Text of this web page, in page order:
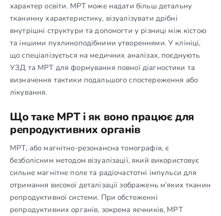
характер освіти. МРТ може надати більш детальну
тканинну характеристику, візуалізувати дрібні
внутрішні структури та допомогти у різниці між кістою
та іншими пухлиноподібними утвореннями. У клініці,
що спеціалізується на медичних аналізах, поєднують
УЗД та МРТ для формування повної діагностики та
визначення тактики подальшого спостереження або
лікування.
Що таке МРТ і як воно працює для
репродуктивних органів
МРТ, або магнітно-резонансна томографія, є
безболісним методом візуалізації, який використовує
сильне магнітне поле та радіочастотні імпульси для
отримання високої деталізації зображень м’яких тканин
репродуктивної системи. При обстеженні
репродуктивних органів, зокрема яєчників, МРТ